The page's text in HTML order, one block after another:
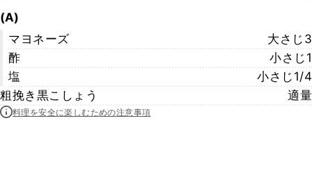
(A)
マヨネーズ
大さじ3
酢
小さじ1
塩
小さじ1/4
粗挽き黒こしょう
適量
料理を安全に楽しむための注意事項